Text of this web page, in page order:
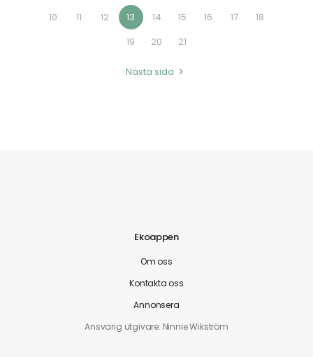
10
11 12 13 14 15 16 17
18
19
20 21
Nästa sida
Ekoappen
Om oss
Kontakta oss
Annonsera
Ansvarig utgivare: Ninnie Wikström